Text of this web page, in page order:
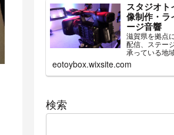
スタジオト
像制作・ラ
ージ音響
滋賀県を拠点
配信、ステー
承っている地
せていただき
eotoybox.wixsite.com
検索